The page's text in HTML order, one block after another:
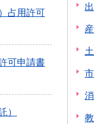
占用許可
可申請書
）